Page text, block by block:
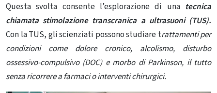
Questa svolta consente l’esplorazione di una tecnica
chiamata stimolazione transcranica a ultrasuoni (TUS).
Con la TUS, gli scienziati possono studiare trattamenti per
condizioni come dolore cronico, alcolismo, disturbo
ossessivo-compulsivo (DOC) e morbo di Parkinson, il tutto
senza ricorrere a farmaci o interventi chirurgici.